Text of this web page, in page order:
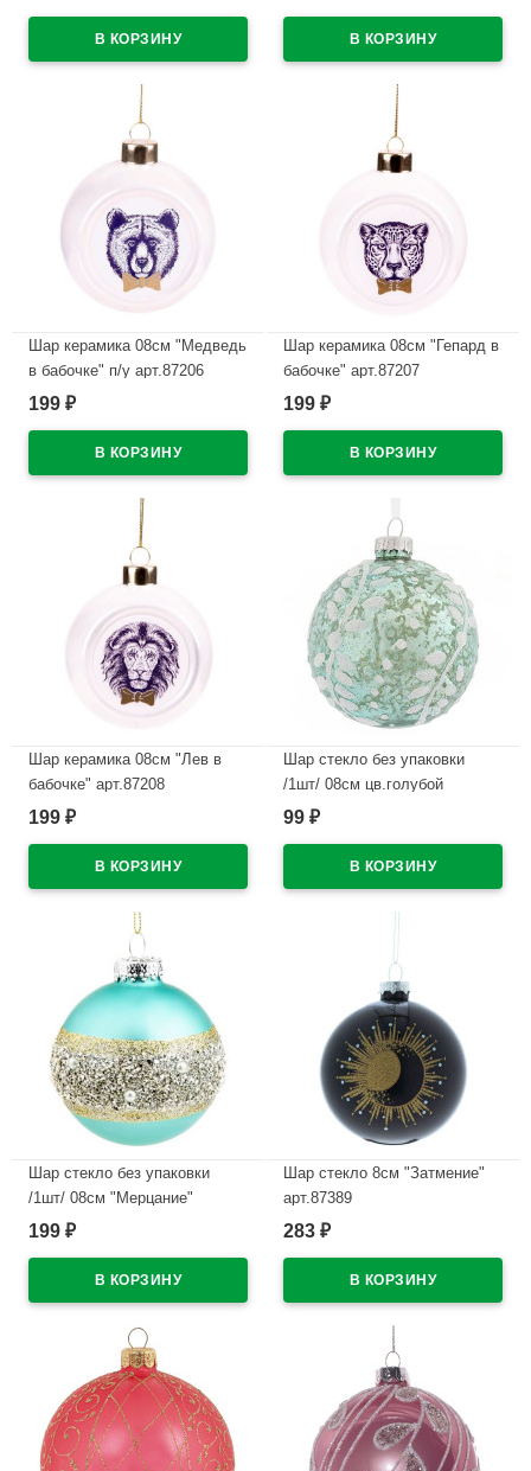
Шар керамика 08см "Медведь
в бабочке" п/у арт.87206
В наличии
199 ₽
Шар керамика 08см "Гепард в
бабочке" арт.87207
В наличии
199 ₽
Шар керамика 08см "Лев в
бабочке" арт.87208
В наличии
199 ₽
Шар стекло без упаковки
/1шт/ 08см цв.голубой
арт.754094
99 ₽
Шар стекло без упаковки
/1шт/ 08см "Мерцание"
цв.бирюзовый арт.81947
199 ₽
Шар стекло 8см "Затмение"
арт.87389
В наличии
283 ₽